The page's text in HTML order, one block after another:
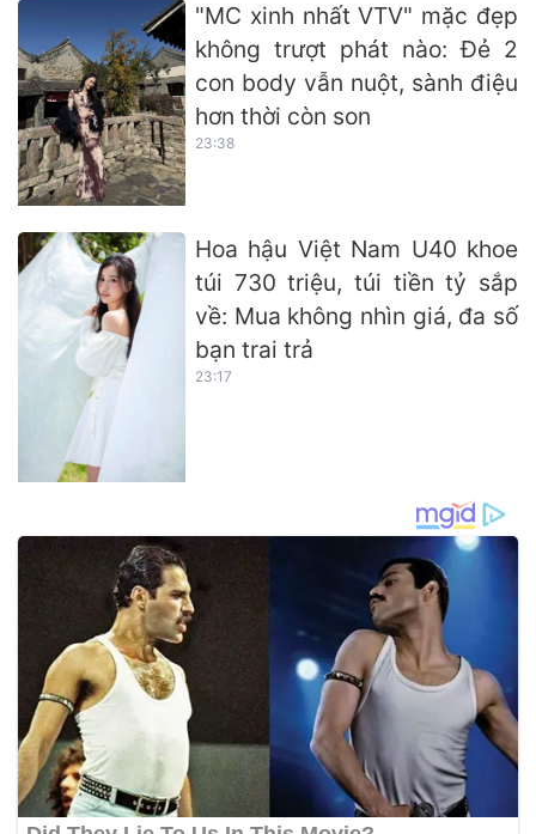
"MC xinh nhất VTV" mặc đẹp
không trượt phát nào: Đẻ 2
con body vẫn nuột, sành điệu
hơn thời còn son
23:38
Hoa hậu Việt Nam U40 khoe
túi 730 triệu, túi tiền tỷ sắp
về: Mua không nhìn giá, đa số
bạn trai trả
23:17